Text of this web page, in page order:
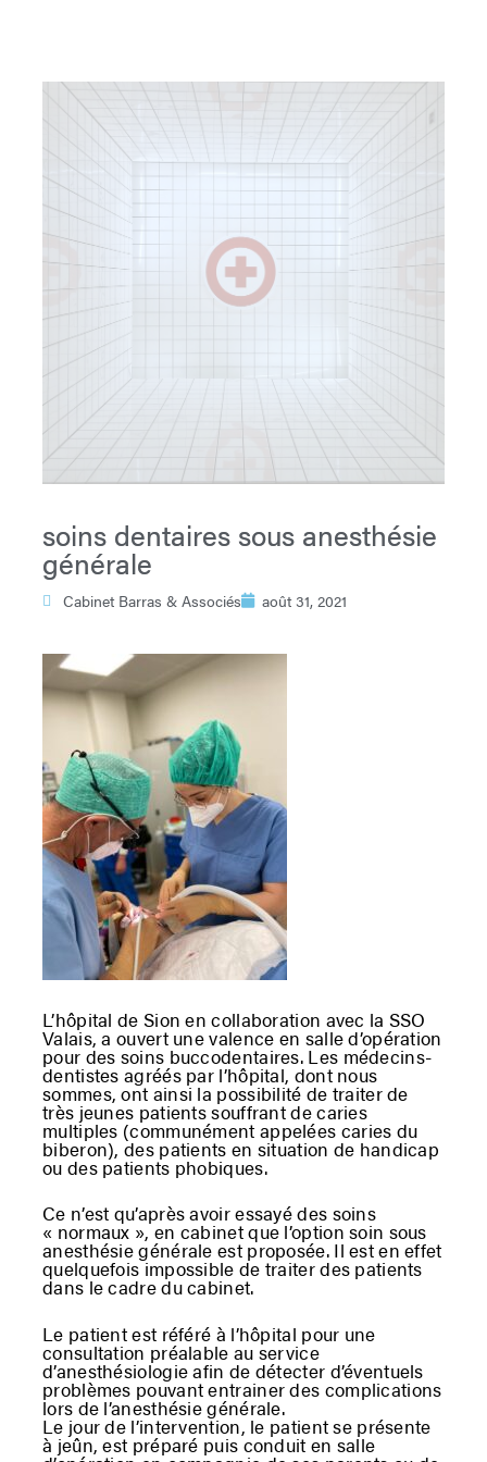
soins dentaires sous anesthésie
générale
Cabinet Barras & Associés août 31, 2021
L’hôpital de Sion en collaboration avec la SSO
Valais, a ouvert une valence en salle d’opération
pour des soins buccodentaires. Les médecins-
dentistes agréés par l’hôpital, dont nous
sommes, ont ainsi la possibilité de traiter de
très jeunes patients souffrant de caries
multiples (communément appelées caries du
biberon), des patients en situation de handicap
ou des patients phobiques.
Ce n’est qu’après avoir essayé des soins
« normaux », en cabinet que l’option soin sous
anesthésie générale est proposée. Il est en effet
quelquefois impossible de traiter des patients
dans le cadre du cabinet.
Le patient est référé à l’hôpital pour une
consultation préalable au service
d’anesthésiologie afin de détecter d’éventuels
problèmes pouvant entrainer des complications
lors de l’anesthésie générale.
Le jour de l’intervention, le patient se présente
à jeûn, est préparé puis conduit en salle